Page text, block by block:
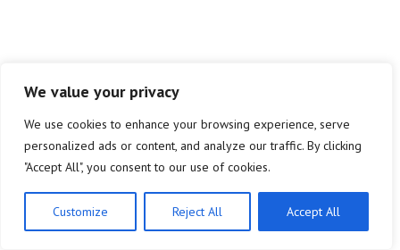
We value your privacy
We use cookies to enhance your browsing experience, serve
personalized ads or content, and analyze our traffic. By clicking
"Accept All", you consent to our use of cookies.
Customize Reject All Accept All